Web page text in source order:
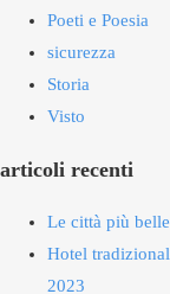
Poeti e Poesia
sicurezza
Storia
Visto
articoli recenti
Le città più
Hotel
2023